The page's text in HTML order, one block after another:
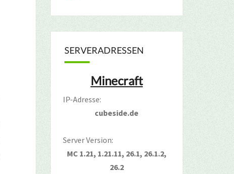
SERVERADRESSEN
Minecraft
IP-Adresse:
cubeside.de
Server Version:
MC 1.21, 1.21.11, 26.1, 26.1.2,
26.2